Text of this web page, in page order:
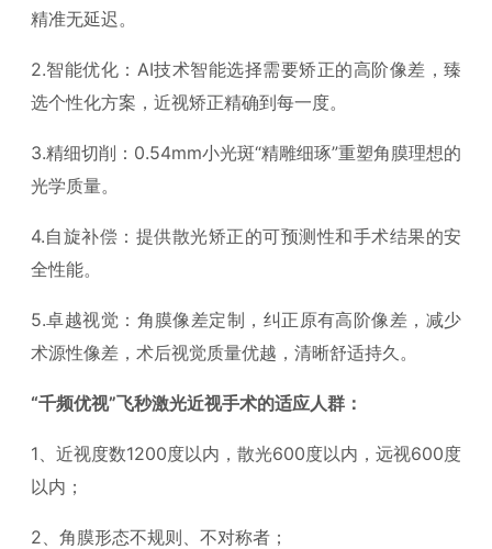
精准无延迟。
2.智能优化：AI技术智能选择需要矫正的高阶像差，臻
选个性化方案，近视矫正精确到每一度。
3.精细切削：0.54mm小光斑“精雕细琢”重塑角膜理想的
光学质量。
4.自旋补偿：提供散光矫正的可预测性和手术结果的安
全性能。
5.卓越视觉：角膜像差定制，纠正原有高阶像差，减少
术源性像差，术后视觉质量优越，清晰舒适持久。
“千频优视”飞秒激光近视手术的适应人群：
1、近视度数1200度以内，散光600度以内，远视600度
以内；
2、角膜形态不规则、不对称者；